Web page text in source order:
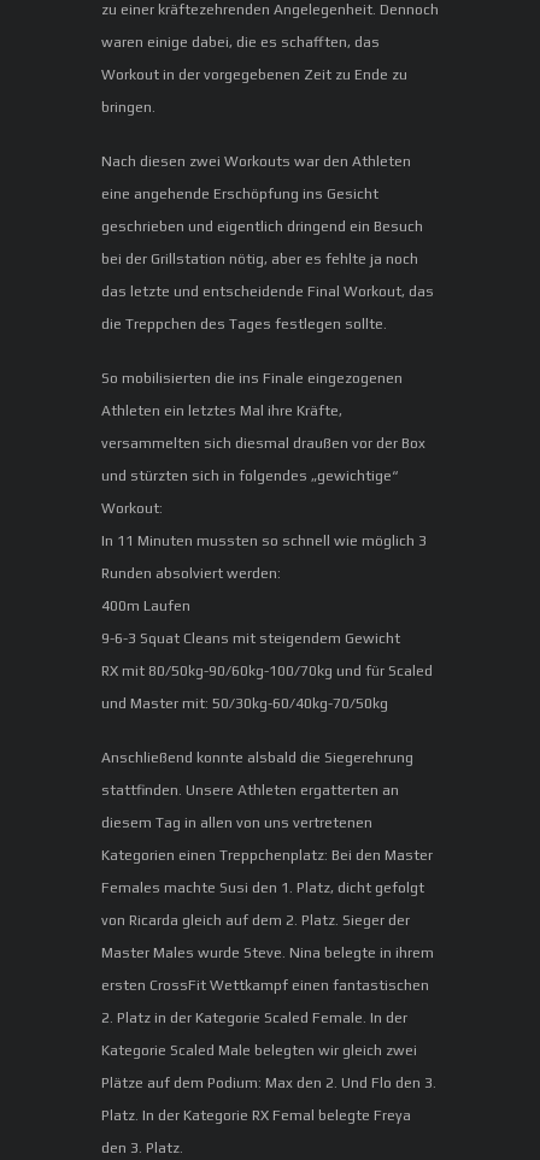
zu einer kräftezehrenden Angelegenheit. Dennoch
waren einige dabei, die es schafften, das
Workout in der vorgegebenen Zeit zu Ende zu
bringen.
Nach diesen zwei Workouts war den Athleten
eine angehende Erschöpfung ins Gesicht
geschrieben und eigentlich dringend ein Besuch
bei der Grillstation nötig, aber es fehlte ja noch
das letzte und entscheidende Final Workout, das
die Treppchen des Tages festlegen sollte.
So mobilisierten die ins Finale eingezogenen
Athleten ein letztes Mal ihre Kräfte,
versammelten sich diesmal draußen vor der Box
und stürzten sich in folgendes „gewichtige“
Workout:
In 11 Minuten mussten so schnell wie möglich 3
Runden absolviert werden:
400m Laufen
9-6-3 Squat Cleans mit steigendem Gewicht
RX mit 80/50kg-90/60kg-100/70kg und für Scaled
und Master mit: 50/30kg-60/40kg-70/50kg
Anschließend konnte alsbald die Siegerehrung
stattfinden. Unsere Athleten ergatterten an
diesem Tag in allen von uns vertretenen
Kategorien einen Treppchenplatz: Bei den Master
Females machte Susi den 1. Platz, dicht gefolgt
von Ricarda gleich auf dem 2. Platz. Sieger der
Master Males wurde Steve. Nina belegte in ihrem
ersten CrossFit Wettkampf einen fantastischen
2. Platz in der Kategorie Scaled Female. In der
Kategorie Scaled Male belegten wir gleich zwei
Plätze auf dem Podium: Max den 2. Und Flo den 3.
Platz. In der Kategorie RX Femal belegte Freya
den 3. Platz.